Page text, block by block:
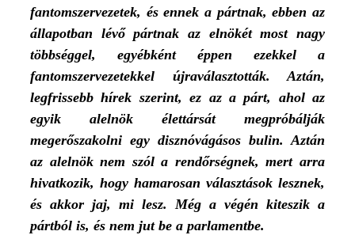
fantomszervezetek, és ennek a pártnak, ebben az
állapotban lévő pártnak az elnökét most nagy
többséggel, egyébként éppen ezekkel a
fantomszervezetekkel újraválasztották. Aztán,
legfrissebb hírek szerint, ez az a párt, ahol az
egyik alelnök élettársát megpróbálják
megerőszakolni egy disznóvágásos bulin. Aztán
az alelnök nem szól a rendőrségnek, mert arra
hivatkozik, hogy hamarosan választások lesznek,
és akkor jaj, mi lesz. Még a végén kiteszik a
pártból is, és nem jut be a parlamentbe.